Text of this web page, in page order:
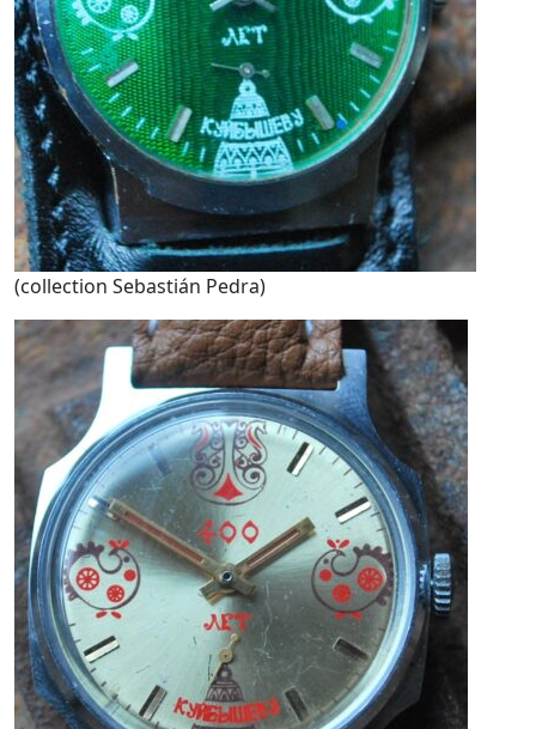
(collection Sebastián Pedra)